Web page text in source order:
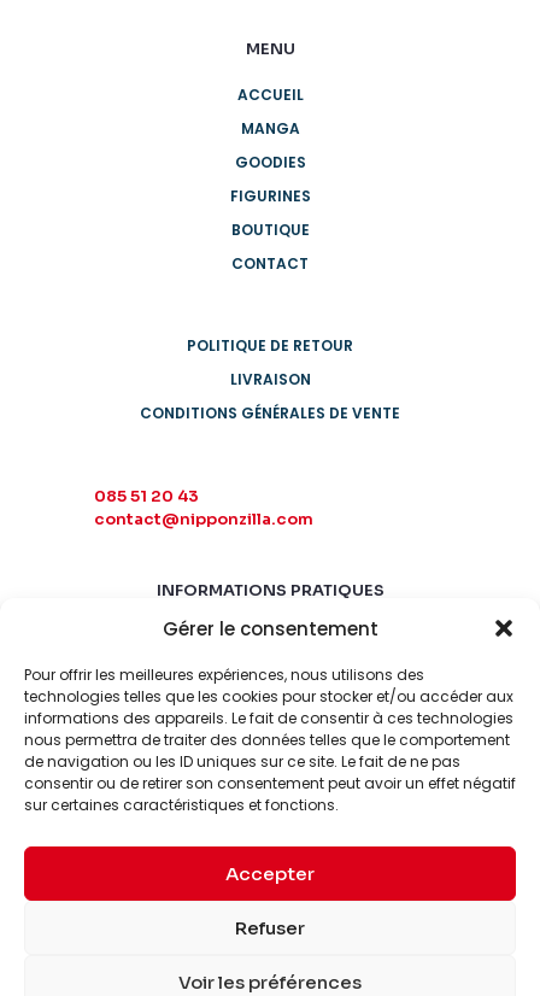
Gérer le consentement
Pour offrir les meilleures expériences, nous utilisons des
technologies telles que les cookies pour stocker et/ou accéder aux
informations des appareils. Le fait de consentir à ces technologies
nous permettra de traiter des données telles que le comportement
de navigation ou les ID uniques sur ce site. Le fait de ne pas
consentir ou de retirer son consentement peut avoir un effet négatif
sur certaines caractéristiques et fonctions.
Accepter
Refuser
Voir les préférences
MENU
ACCUEIL
MANGA
GOODIES
FIGURINES
BOUTIQUE
CONTACT
POLITIQUE DE RETOUR
LIVRAISON
CONDITIONS GÉNÉRALES DE VENTE
085 51 20 43
contact@nipponzilla.com
INFORMATIONS PRATIQUES
MARDI-SAMEDI
LUNDI-DIMANCHE
FERMÉ
© 2026 Nipponzilla. Tous
Mentions